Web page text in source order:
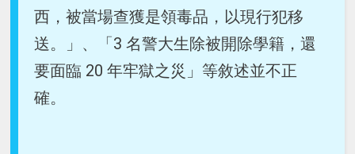
西，被當場查獲是領毒品，以現行犯移
送。」、「3 名警大生除被開除學籍，還
要面臨 20 年牢獄之災」等敘述並不正
確。